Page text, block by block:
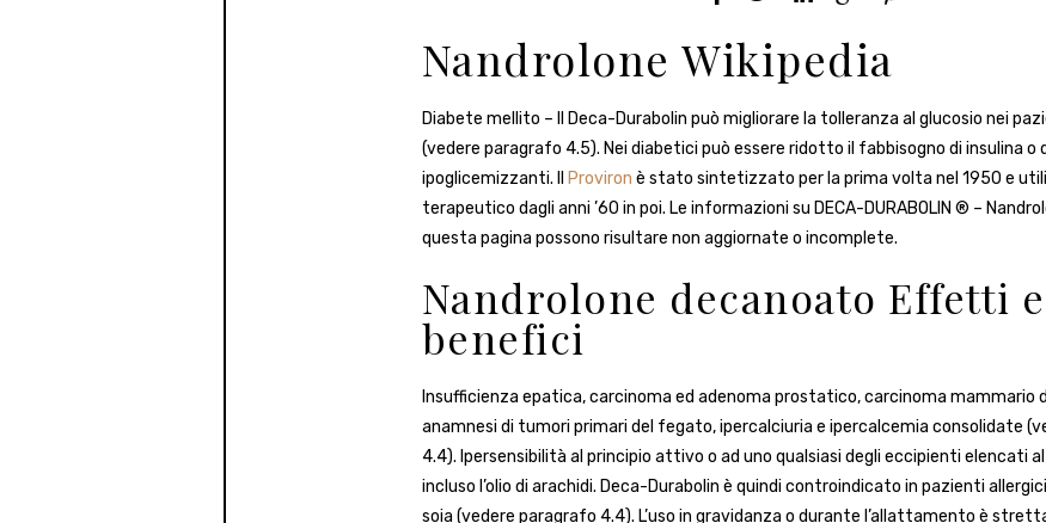
Nandrolone Wikipedia
Diabete mellito – Il Deca-Durabolin può migliorare la tolleranza al glucosio nei
(vedere paragrafo 4.5). Nei diabetici può essere ridotto il fabbisogno di insulina o
ipoglicemizzanti. Il
Proviron è stato sintetizzato per la prima volta nel 1950 e
terapeutico dagli anni ’60 in poi. Le informazioni su DECA-DURABOLIN ® –
questa pagina possono risultare non aggiornate o incomplete.
Nandrolone decanoato Effetti e
benefici
Insufficienza epatica, carcinoma ed adenoma prostatico, carcinoma mammario
anamnesi di tumori primari del fegato, ipercalciuria e ipercalcemia consolidate
4.4). Ipersensibilità al principio attivo o ad uno qualsiasi degli eccipienti elencati
incluso l’olio di arachidi. Deca-Durabolin è quindi controindicato in pazienti
soia (vedere paragrafo 4.4). L’uso in gravidanza o durante l’allattamento è